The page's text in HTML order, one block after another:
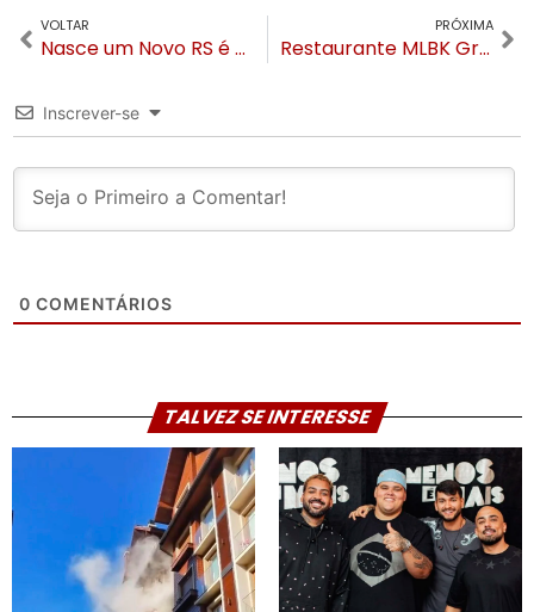
VOLTAR
Nasce um Novo RS é a nova obra de Leonid Streliaev
PRÓXIMA
Restaurante MLBK Gramado lança festival Cortes & Vinhos com rótulo em parceria com a Luiz Argenta
Inscrever-se
0 COMENTÁRIOS
TALVEZ SE INTERESSE